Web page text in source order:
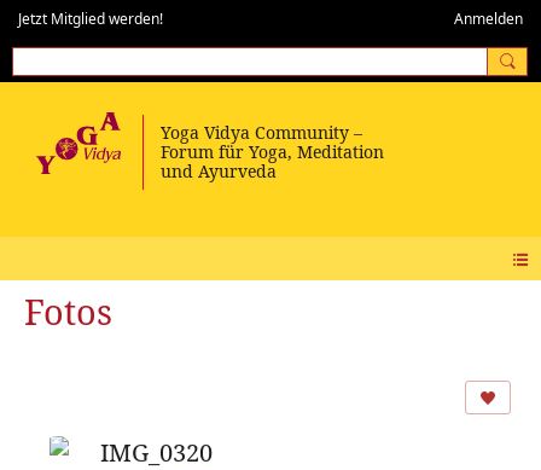
Jetzt Mitglied werden! Anmelden
Fotos
IMG_0320